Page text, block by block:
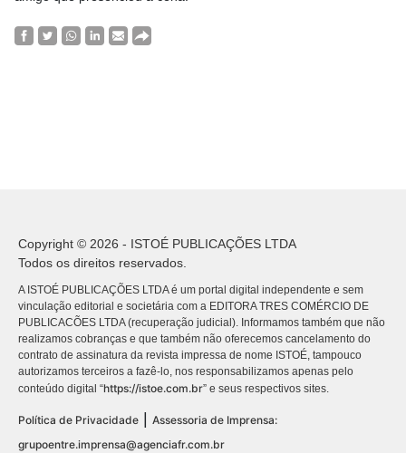
Copyright © 2026 - ISTOÉ PUBLICAÇÕES LTDA
Todos os direitos reservados.
A ISTOÉ PUBLICAÇÕES LTDA é um portal digital independente e sem
vinculação editorial e societária com a EDITORA TRES COMÉRCIO DE
PUBLICACÕES LTDA (recuperação judicial). Informamos também que não
realizamos cobranças e que também não oferecemos cancelamento do
contrato de assinatura da revista impressa de nome ISTOÉ, tampouco
autorizamos terceiros a fazê-lo, nos responsabilizamos apenas pelo
conteúdo digital “https://istoe.com.br” e seus respectivos sites.
Política de Privacidade
Assessoria de Imprensa:
grupoentre.imprensa@agenciafr.com.br